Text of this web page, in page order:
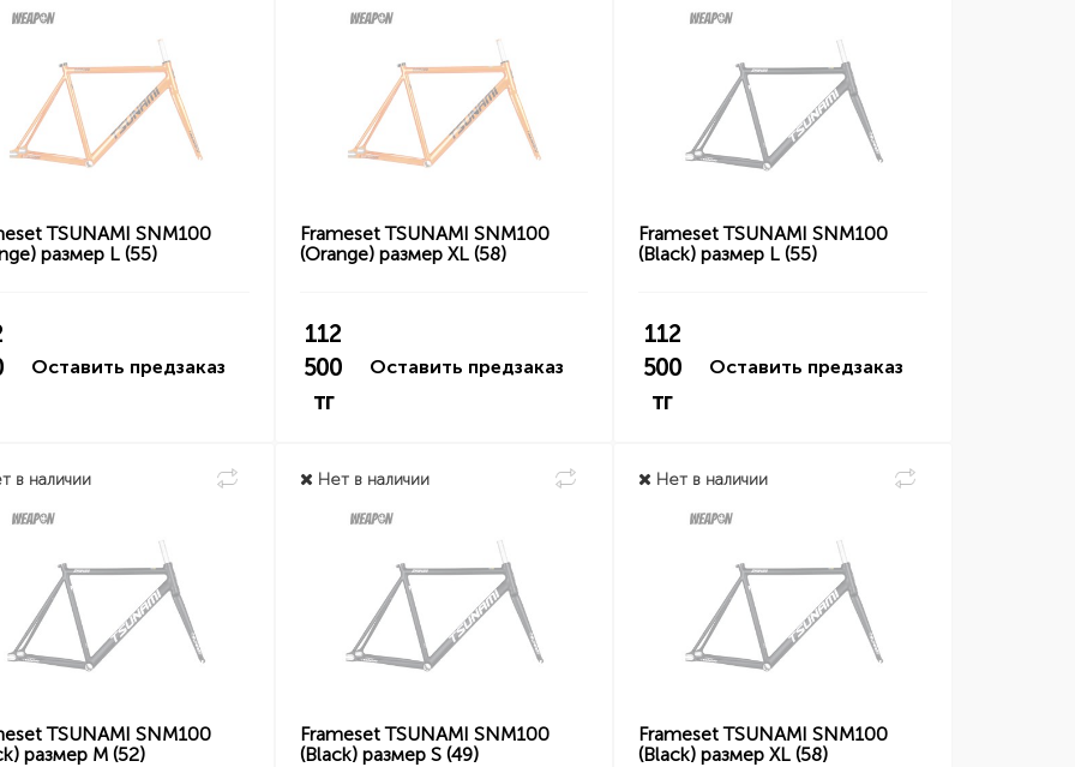
TSUNAMI SNM100
размер L (55)
Оставить предзаказ
Frameset TSUNAMI SNM100
(Orange) размер XL (58)
112
500
тг
Оставить предзаказ
Frameset TSUNAMI SNM100
(Black) размер L (55)
112
500
тг
Оставить предзаказ
в наличии
TSUNAMI SNM100
размер M (52)
Нет в наличии
Frameset TSUNAMI SNM100
(Black) размер S (49)
Нет в наличии
Frameset TSUNAMI SNM100
(Black) размер XL (58)